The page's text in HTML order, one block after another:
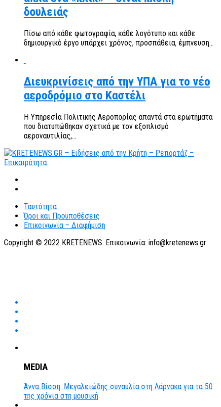
δουλειάς
Πίσω από κάθε φωτογραφία, κάθε λογότυπο και κάθε
δημιουργικό έργο υπάρχει χρόνος, προσπάθεια, έμπνευση...
Διευκρινίσεις από την ΥΠΑ για το νέο
αεροδρόμιο στο Καστέλι
Η Υπηρεσία Πολιτικής Αεροπορίας απαντά στα ερωτήματα
που διατυπώθηκαν σχετικά με τον εξοπλισμό
αεροναυτιλίας,...
Ταυτότητα
Όροι και Προϋποθέσεις
Επικοινωνία – Διαφήμιση
Copyright © 2022 KRETENEWS. Επικοινωνία: info@kretenews.gr
MEDIA
Άννα Βίσση: Μεγαλειώδης συναυλία στη Λάρνακα για τα 50
της χρόνια στη μουσική